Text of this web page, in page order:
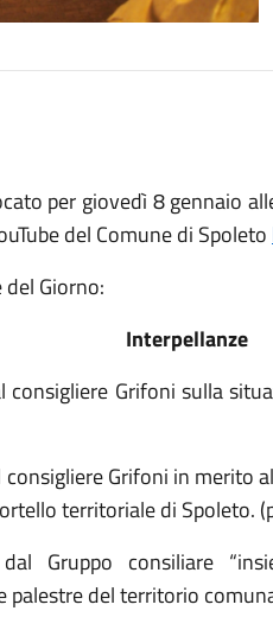
per giovedì 8 gennaio
del Comune di Spoleto
Giorno:
Interpellanze
consigliere Grifoni sulla
Grifoni in merito
territoriale di Spoleto.
Gruppo consiliare
palestre del territorio